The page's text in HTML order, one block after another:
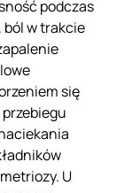
podczas
w trakcie
się
U